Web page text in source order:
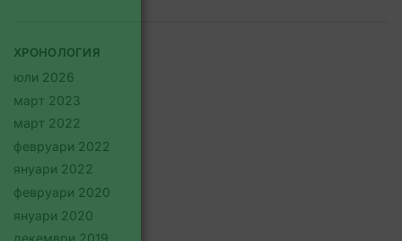
ХРОНОЛОГИЯ
юли 2026
март 2023
март 2022
февруари 2022
януари 2022
февруари 2020
януари 2020